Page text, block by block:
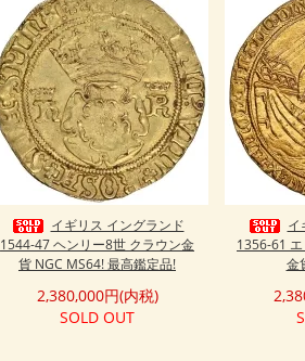
イギリス イングランド
1544-47 ヘンリー8世 クラウン金
貨 NGC MS64! 最高鑑定品!
2,380,000円(内税)
SOLD OUT
イ
1356-61
金